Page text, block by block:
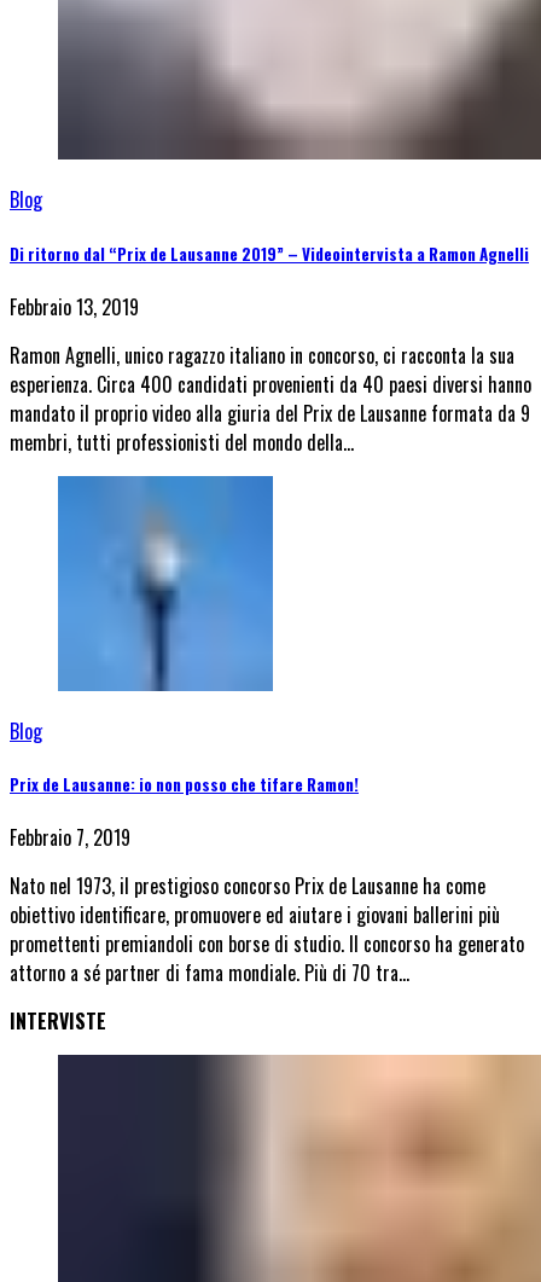
Blog
Di ritorno dal “Prix de Lausanne 2019” – Videointervista a Ramon Agnelli
Febbraio 13, 2019
Ramon Agnelli, unico ragazzo italiano in concorso, ci racconta la sua
esperienza. Circa 400 candidati provenienti da 40 paesi diversi hanno
mandato il proprio video alla giuria del Prix de Lausanne formata da 9
membri, tutti professionisti del mondo della…
Blog
Prix de Lausanne: io non posso che tifare Ramon!
Febbraio 7, 2019
Nato nel 1973, il prestigioso concorso Prix de Lausanne ha come
obiettivo identificare, promuovere ed aiutare i giovani ballerini più
promettenti premiandoli con borse di studio. Il concorso ha generato
attorno a sé partner di fama mondiale. Più di 70 tra…
INTERVISTE